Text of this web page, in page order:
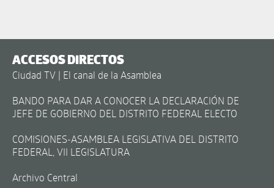
ACCESOS DIRECTOS
Ciudad TV | El canal de la Asamblea
BANDO PARA DAR A CONOCER LA DECLARACIÓN DE
JEFE DE GOBIERNO DEL DISTRITO FEDERAL ELECTO
COMISIONES-ASAMBLEA LEGISLATIVA DEL DISTRITO
FEDERAL, VII LEGISLATURA
Archivo Central